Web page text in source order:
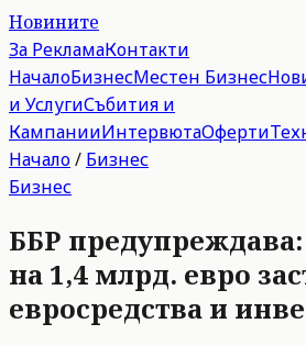
Новините
За РекламаКонтакти
НачалоБизнесМестен Бизнес
и УслугиСъбития и
КампанииИнтервютаОферти
Начало/ Бизнес
Бизнес
ББР
на 1,4 млрд. евро
евросредства и